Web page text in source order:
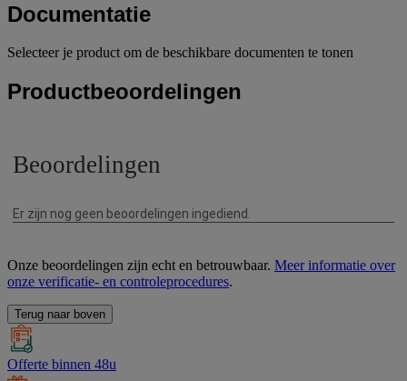
Documentatie
Selecteer je product om de beschikbare documenten te tonen
Productbeoordelingen
Onze beoordelingen zijn echt en betrouwbaar. Meer informatie over
onze verificatie- en controleprocedures.
Terug naar boven
Offerte binnen 48u